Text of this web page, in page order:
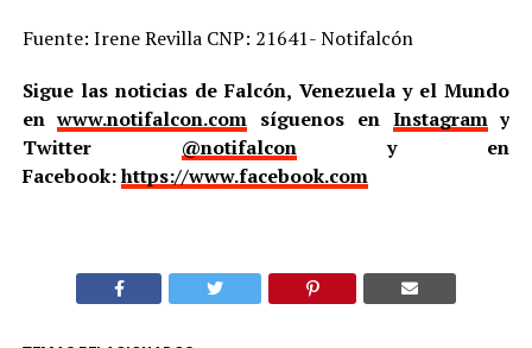
Fuente: Irene Revilla CNP: 21641- Notifalcón
Sigue las noticias de Falcón, Venezuela y el Mundo
enwww.notifalcon.com síguenos en Instagramy
Twitter @notifalcony en
Facebook:https://www.facebook.com